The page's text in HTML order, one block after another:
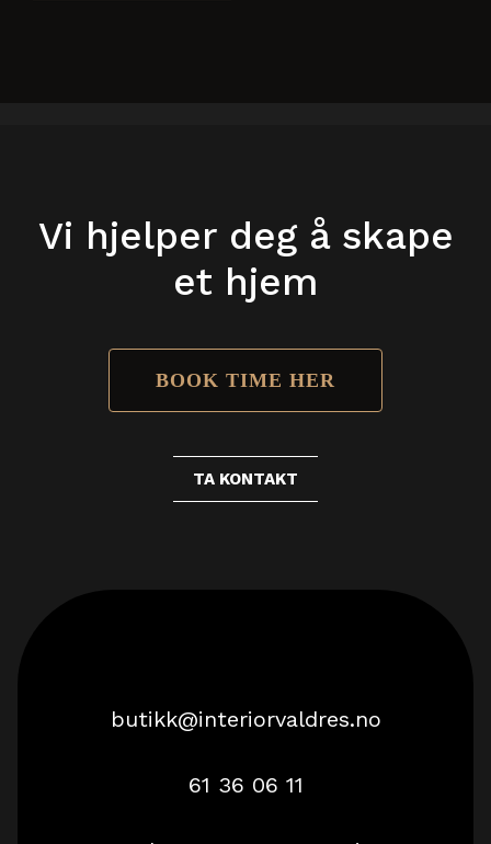
Vi hjelper deg å skape
et hjem
BOOK TIME HER
TA KONTAKT
butikk@interiorvaldres.no
61 36 06 11